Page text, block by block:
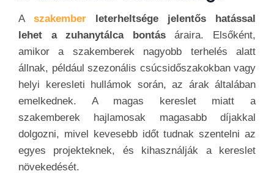
A szakember leterheltsége jelentős hatással
lehet a zuhanytálca bontásáraira. Elsőként,
amikor a szakemberek nagyobb terhelés alatt
állnak, például szezonális csúcsidőszakokban vagy
helyi keresleti hullámok során, az árak általában
emelkednek. A magas kereslet miatt a
szakemberek hajlamosak magasabb díjakkal
dolgozni, mivel kevesebb időt tudnak szentelni az
egyes projekteknek, és kihasználják a kereslet
növekedését.